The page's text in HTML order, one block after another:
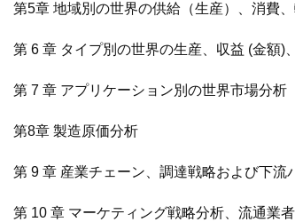
第5章 地域別の世界の供給（生産）、消費
第 6 章 タイプ別の世界の生産、収益 (金額)
第 7 章 アプリケーション別の世界市場分析
第8章 製造原価分析
第 9 章 産業チェーン、調達戦略および下流
第 10 章 マーケティング戦略分析、流通業